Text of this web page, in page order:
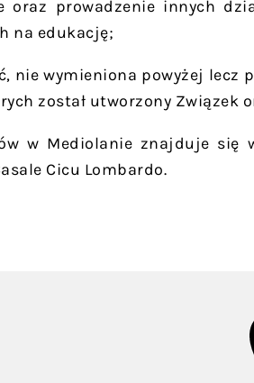
oraz prowadzenie innych
na edukację;
nie wymieniona powyżej lecz
został utworzony Związek
w Mediolanie znajduje się
Cicu Lombardo.